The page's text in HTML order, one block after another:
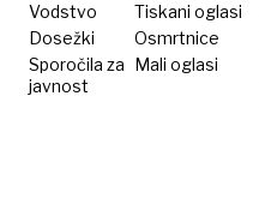
Vodstvo
Dosežki
Sporočila za
javnost
Tiskani oglasi
Osmrtnice
Mali oglasi